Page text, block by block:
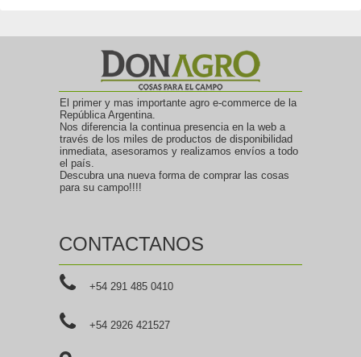
El primer y mas importante agro e-commerce de la
República Argentina.
Nos diferencia la continua presencia en la web a
través de los miles de productos de disponibilidad
inmediata, asesoramos y realizamos envíos a todo
el país.
Descubra una nueva forma de comprar las cosas
para su campo!!!!
CONTACTANOS
+54 291 485 0410
+54 2926 421527